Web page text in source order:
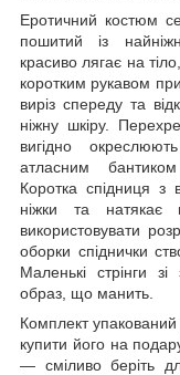
Еротичний костюм
пошитий із
красиво лягає на
коротким рукавом
виріз спереду та
ніжну шкіру.
вигідно
атласним бантиком
Коротка спідниця з
ніжки та натякає
використовувати
оборки спіднички
Маленькі стрінги
образ, що манить.
Комплект
купити його на
— сміливо беріть